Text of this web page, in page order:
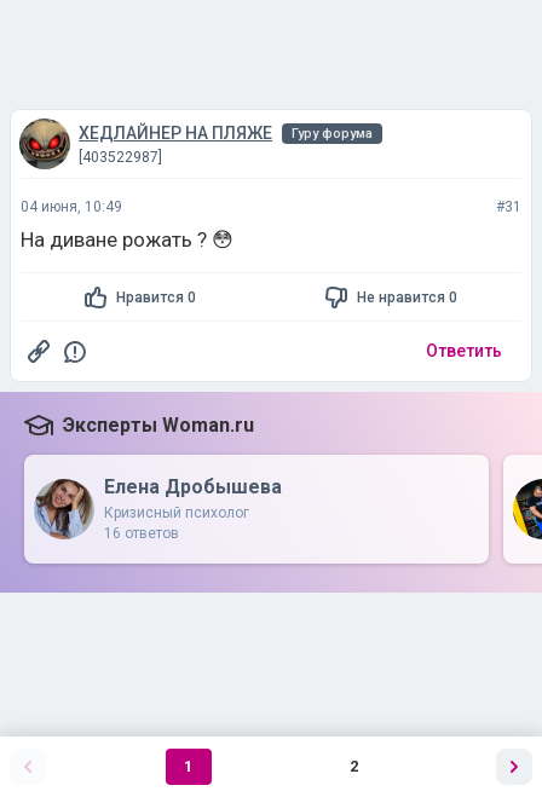
ХЕДЛАЙНЕР НА ПЛЯЖЕ Гуру форума
[403522987]
04 июня, 10:49 #31
На диване рожать ? 😳
Нравится 0 Не нравится 0
Ответить
Эксперты Woman.ru
Елена Дробышева
Кризисный психолог
16 ответов
1 2